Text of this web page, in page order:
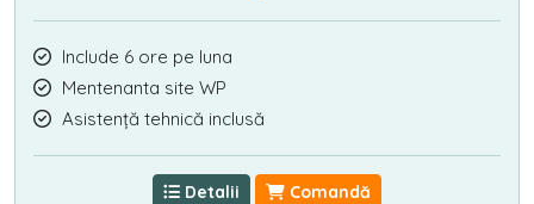
Include 6 ore pe luna
Mentenanta site WP
Asistență tehnică inclusă
Detalii Comandă